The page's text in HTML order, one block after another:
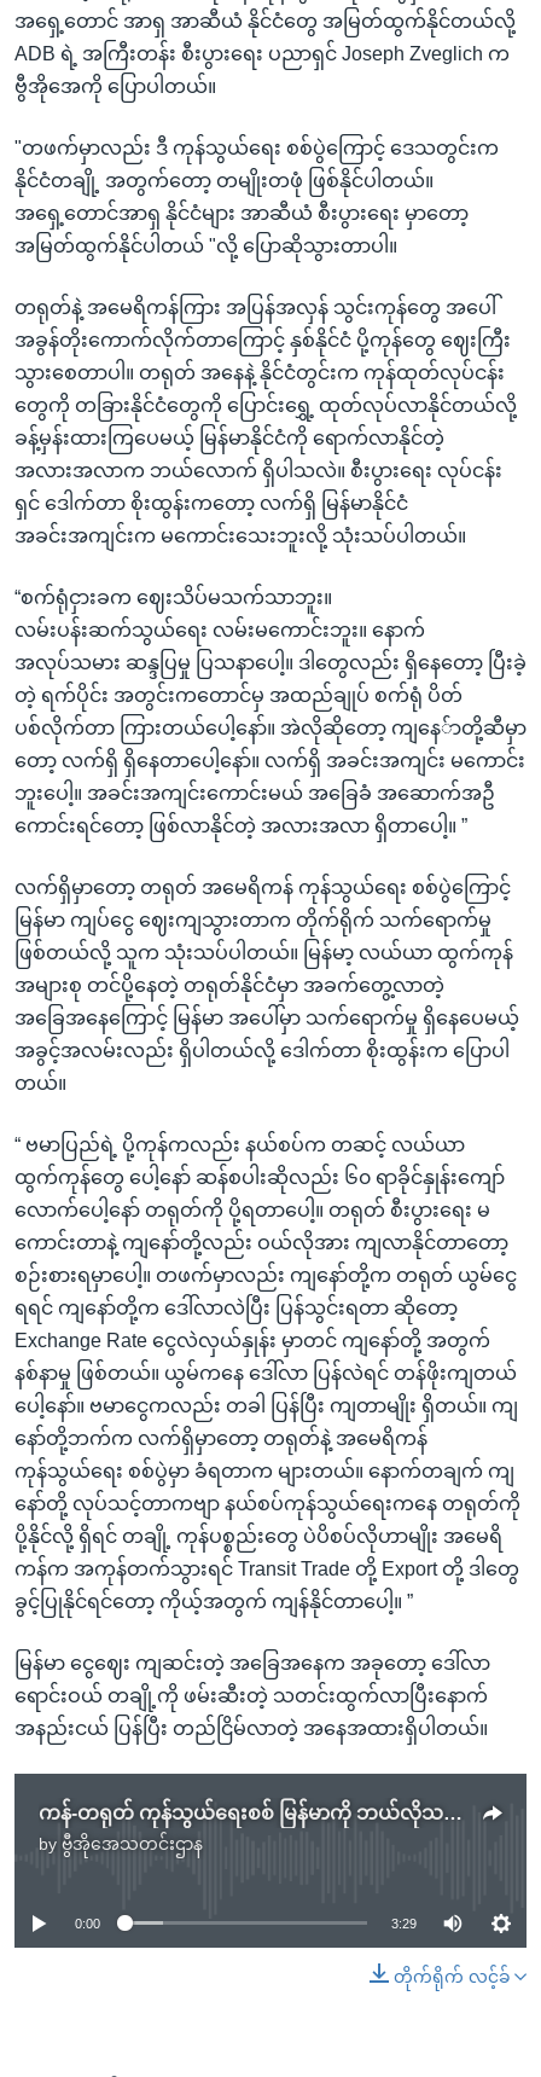
အရှေ့တောင် အာရှ အာဆီယံ နိုင်ငံတွေ အမြတ်ထွက်နိုင်တယ်လို့
ADB ရဲ့ အကြီးတန်း စီးပွားရေး ပညာရှင် Joseph Zveglich က
ဗွီအိုအေကို ပြောပါတယ်။
"တဖက်မှာလည်း ဒီ ကုန်သွယ်ရေး စစ်ပွဲကြောင့် ဒေသတွင်းက
နိုင်ငံတချို့ အတွက်တော့ တမျိုးတဖုံ ဖြစ်နိုင်ပါတယ်။
အရှေ့တောင်အာရှ နိုင်ငံများ အာဆီယံ စီးပွားရေး မှာတော့
အမြတ်ထွက်နိုင်ပါတယ် "လို့ ပြောဆိုသွားတာပါ။
တရုတ်နဲ့ အမေရိကန်ကြား အပြန်အလှန် သွင်းကုန်တွေ အပေါ်
အခွန်တိုးကောက်လိုက်တာကြောင့် နှစ်နိုင်ငံ ပို့ကုန်တွေ ဈေးကြီး
သွားစေတာပါ။ တရုတ် အနေနဲ့ နိုင်ငံတွင်းက ကုန်ထုတ်လုပ်ငန်း
တွေကို တခြားနိုင်ငံတွေကို ပြောင်းရွှေ့ ထုတ်လုပ်လာနိုင်တယ်လို့
ခန့်မှန်းထားကြပေမယ့် မြန်မာနိုင်ငံကို ရောက်လာနိုင်တဲ့
အလားအလာက ဘယ်လောက် ရှိပါသလဲ။ စီးပွားရေး လုပ်ငန်း
ရှင် ဒေါက်တာ စိုးထွန်းကတော့ လက်ရှိ မြန်မာနိုင်ငံ
အခင်းအကျင်းက မကောင်းသေးဘူးလို့ သုံးသပ်ပါတယ်။
“စက်ရုံငှားခက ဈေးသိပ်မသက်သာဘူး။
လမ်းပန်းဆက်သွယ်ရေး လမ်းမကောင်းဘူး။ နောက်
အလုပ်သမား ဆန္ဒပြမှု ပြသနာပေါ့။ ဒါတွေလည်း ရှိနေတော့ ပြီးခဲ့
တဲ့ ရက်ပိုင်း အတွင်းကတောင်မှ အထည်ချုပ် စက်ရုံ ပိတ်
ပစ်လိုက်တာ ကြားတယ်ပေါ့နော်။ အဲလိုဆိုတော့ ကျနေ်ာတို့ဆီမှာ
တော့ လက်ရှိ ရှိနေတာပေါ့နော်။ လက်ရှိ အခင်းအကျင်း မကောင်း
ဘူးပေါ့။ အခင်းအကျင်းကောင်းမယ် အခြေခံ အဆောက်အဦ
ကောင်းရင်တော့ ဖြစ်လာနိုင်တဲ့ အလားအလာ ရှိတာပေါ့။ ”
လက်ရှိမှာတော့ တရုတ် အမေရိကန် ကုန်သွယ်ရေး စစ်ပွဲကြောင့်
မြန်မာ ကျပ်ငွေ ဈေးကျသွားတာက တိုက်ရိုက် သက်ရောက်မှု
ဖြစ်တယ်လို့ သူက သုံးသပ်ပါတယ်။ မြန်မာ့ လယ်ယာ ထွက်ကုန်
အများစု တင်ပို့နေတဲ့ တရုတ်နိုင်ငံမှာ အခက်တွေ့လာတဲ့
အခြေအနေကြောင့် မြန်မာ အပေါ်မှာ သက်ရောက်မှု ရှိနေပေမယ့်
အခွင့်အလမ်းလည်း ရှိပါတယ်လို့ ဒေါက်တာ စိုးထွန်းက ပြောပါ
တယ်။
“ ဗမာပြည်ရဲ့ ပို့ကုန်ကလည်း နယ်စပ်က တဆင့် လယ်ယာ
ထွက်ကုန်တွေ ပေါ့နော် ဆန်စပါးဆိုလည်း ၆၀ ရာခိုင်နှုန်းကျော်
လောက်ပေါ့နော် တရုတ်ကို ပို့ရတာပေါ့။ တရုတ် စီးပွားရေး မ
ကောင်းတာနဲ့ ကျနော်တို့လည်း ဝယ်လိုအား ကျလာနိုင်တာတော့
စဉ်းစားရမှာပေါ့။ တဖက်မှာလည်း ကျနော်တို့က တရုတ် ယွမ်ငွေ
ရရင် ကျနော်တို့က ဒေါ်လာလဲပြီး ပြန်သွင်းရတာ ဆိုတော့
Exchange Rate ငွေလဲလှယ်နှုန်း မှာတင် ကျနော်တို့ အတွက်
နစ်နာမှု ဖြစ်တယ်။ ယွမ်ကနေ ဒေါ်လာ ပြန်လဲရင် တန်ဖိုးကျတယ်
ပေါ့နော်။ ဗမာငွေကလည်း တခါ ပြန်ပြီး ကျတာမျိုး ရှိတယ်။ ကျ
နော်တို့ဘက်က လက်ရှိမှာတော့ တရုတ်နဲ့ အမေရိကန်
ကုန်သွယ်ရေး စစ်ပွဲမှာ ခံရတာက များတယ်။ နောက်တချက် ကျ
နော်တို့ လုပ်သင့်တာကဗျာ နယ်စပ်ကုန်သွယ်ရေးကနေ တရုတ်ကို
ပို့နိုင်လို့ ရှိရင် တချို့ ကုန်ပစ္စည်းတွေ ပဲပိစပ်လိုဟာမျိုး အမေရိ
ကန်က အကုန်တက်သွားရင် Transit Trade တို့ Export တို့ ဒါတွေ
ခွင့်ပြုနိုင်ရင်တော့ ကိုယ့်အတွက် ကျန်နိုင်တာပေါ့။ ”
မြန်မာ ငွေဈေး ကျဆင်းတဲ့ အခြေအနေက အခုတော့ ဒေါ်လာ
ရောင်းဝယ် တချို့ကို ဖမ်းဆီးတဲ့ သတင်းထွက်လာပြီးနောက်
အနည်းငယ် ပြန်ပြီး တည်ငြိမ်လာတဲ့ အနေအထားရှိပါတယ်။
ကန်-တရုတ် ကုန်သွယ်ရေးစစ် မြန်မာကို ဘယ်လိုသက်ရောက်မလဲ
by ဗွီအိုအေသတင်းဌာန
No media source currently available
0:00 3:29
တိုက်ရိုက် လင့်ခ်